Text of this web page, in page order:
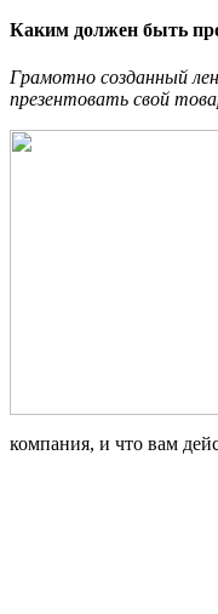
Каким должен быть
Грамотно созданный
презентовать свой
компания, и что вам